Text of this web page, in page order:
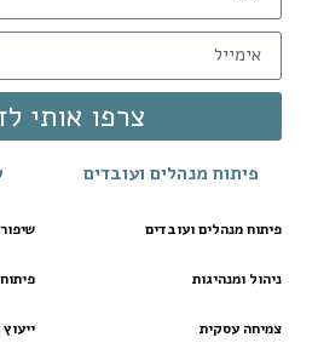
פיתוח מנהלים ועובדים
פיתוח מנהלים ועובדים
ניהול ומנהיגות
צמיחה עסקית
צרפו אותי